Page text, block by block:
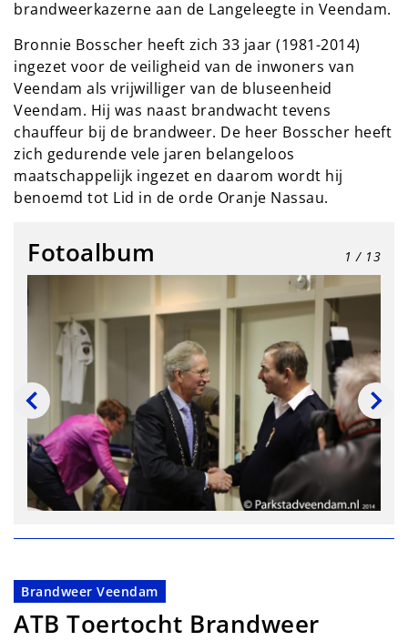
brandweerkazerne aan de Langeleegte in Veendam.
Bronnie Bosscher heeft zich 33 jaar (1981-2014)
ingezet voor de veiligheid van de inwoners van
Veendam als vrijwilliger van de bluseenheid
Veendam. Hij was naast brandwacht tevens
chauffeur bij de brandweer. De heer Bosscher heeft
zich gedurende vele jaren belangeloos
maatschappelijk ingezet en daarom wordt hij
benoemd tot Lid in de orde Oranje Nassau.
Fotoalbum 1 / 13
Brandweer Veendam
ATB Toertocht Brandweer